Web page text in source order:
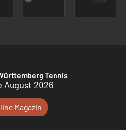
Tennis
August 2026
Magazin